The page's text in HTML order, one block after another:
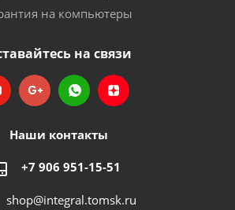
на компьютеры
на связи
Наши контакты
+7 906 951-15-51
shop@integral.tomsk.ru